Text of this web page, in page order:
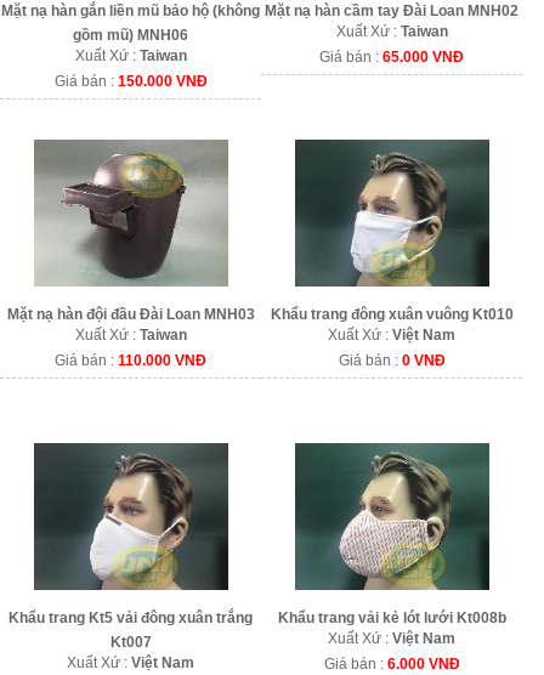
Mặt nạ hàn gắn liền mũ bảo hộ (không
gồm mũ) MNH06
Xuất Xứ : Taiwan
Giá bán : 150.000 VNĐ
Mặt nạ hàn cầm tay Đài Loan MNH02
Xuất Xứ : Taiwan
Giá bán :65.000 VNĐ
Mặt nạ hàn đội đầu Đài Loan MNH03
Xuất Xứ : Taiwan
Giá bán :110.000 VNĐ
Khẩu trang đông xuân vuông Kt010
Xuất Xứ :Việt Nam
Giá bán : 0 VNĐ
Khẩu trang Kt5 vải đông xuân trắng
Kt007
Xuất Xứ :Việt Nam
Khẩu trang vải kẻ lót lưới Kt008b
Xuất Xứ :Việt Nam
Giá bán : 6.000 VNĐ